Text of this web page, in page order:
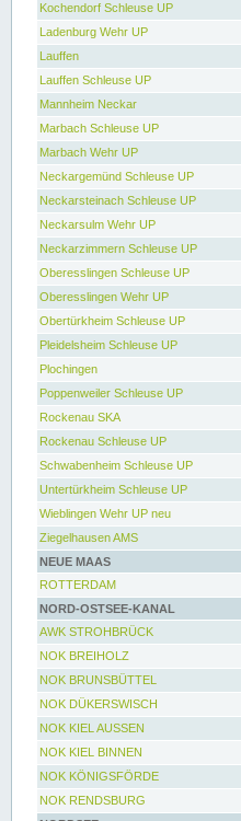
Kochendorf Schleuse UP
Ladenburg Wehr UP
Lauffen
Lauffen Schleuse UP
Mannheim Neckar
Marbach Schleuse UP
Marbach Wehr UP
Neckargemünd Schleuse UP
Neckarsteinach Schleuse UP
Neckarsulm Wehr UP
Neckarzimmern Schleuse UP
Oberesslingen Schleuse UP
Oberesslingen Wehr UP
Obertürkheim Schleuse UP
Pleidelsheim Schleuse UP
Plochingen
Poppenweiler Schleuse UP
Rockenau SKA
Rockenau Schleuse UP
Schwabenheim Schleuse UP
Untertürkheim Schleuse UP
Wieblingen Wehr UP neu
Ziegelhausen AMS
NEUE MAAS
ROTTERDAM
NORD-OSTSEE-KANAL
AWK STROHBRÜCK
NOK BREIHOLZ
NOK BRUNSBÜTTEL
NOK DÜKERSWISCH
NOK KIEL AUSSEN
NOK KIEL BINNEN
NOK KÖNIGSFÖRDE
NOK RENDSBURG